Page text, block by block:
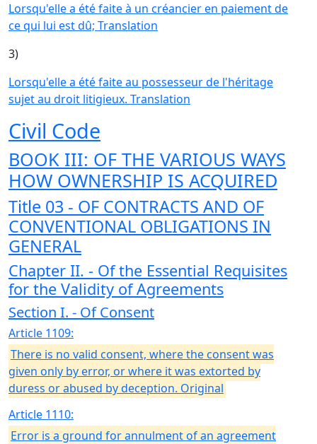
Lorsqu'elle a été faite à un créancier en paiement de
ce qui lui est dû; Translation
3)
Lorsqu'elle a été faite au possesseur de l'héritage
sujet au droit litigieux. Translation
Civil Code
BOOK III: OF THE VARIOUS WAYS
HOW OWNERSHIP IS ACQUIRED
Title 03 - OF CONTRACTS AND OF
CONVENTIONAL OBLIGATIONS IN
GENERAL
Chapter II. - Of the Essential Requisites
for the Validity of Agreements
Section I. - Of Consent
Article 1109:
There is no valid consent, where the consent was
given only by error, or where it was extorted by
duress or abused by deception. Original
Article 1110:
Error is a ground for annulment of an agreement